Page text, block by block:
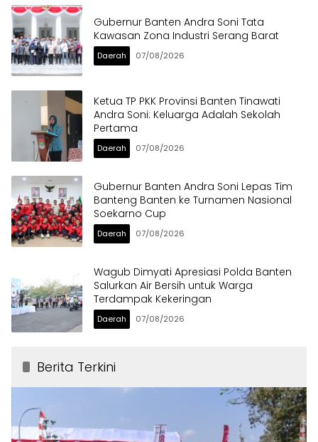
Gubernur Banten Andra Soni Tata
Kawasan Zona Industri Serang Barat
Daerah 07/08/2026
Ketua TP PKK Provinsi Banten Tinawati
Andra Soni: Keluarga Adalah Sekolah
Pertama
Daerah 07/08/2026
Gubernur Banten Andra Soni Lepas Tim
Banteng Banten ke Turnamen Nasional
Soekarno Cup
Daerah 07/08/2026
Wagub Dimyati Apresiasi Polda Banten
Salurkan Air Bersih untuk Warga
Terdampak Kekeringan
Daerah 07/08/2026
Berita Terkini